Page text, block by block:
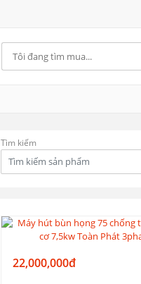
Tìm kiếm
22,000,000đ